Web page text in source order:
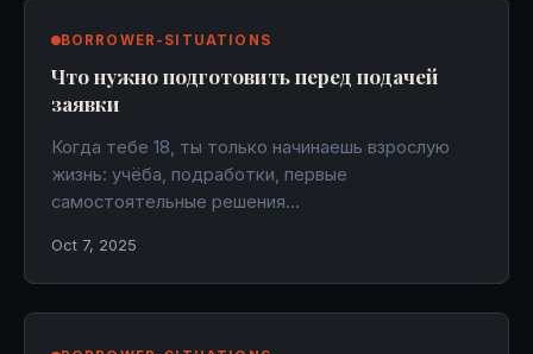
BORROWER-SITUATIONS
Что нужно подготовить перед подачей
заявки
Когда тебе 18, ты только начинаешь взрослую
жизнь: учёба, подработки, первые
самостоятельные решения…
Oct 7, 2025